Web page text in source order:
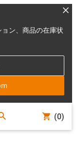
ン、商品の在庫状
(0)